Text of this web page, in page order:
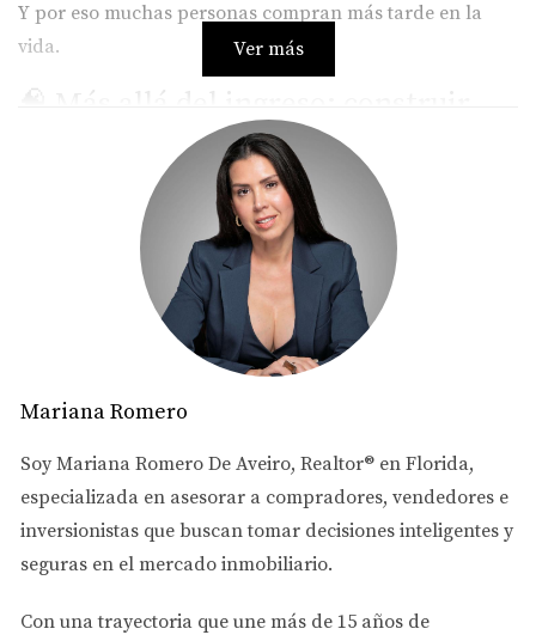
Y por eso muchas personas compran más tarde en la
vida.
Aquí está la gran diferencia:
👉 Cuando eres propietario, parte de tu pago mensual se
convierte en inversión (equity).
👉 Cuando rentas, ese dinero no regresa a ti.
Con el tiempo, esto crea una diferencia importante en el
patrimonio.
💡 Conclusión
No se trata solo de cuánto ganas hoy…
Se trata de cómo usas ese dinero para construir tu futuro.
estrategia.
Ver más
Mariana Romero
Soy Mariana Romero De Aveiro, Realtor® en Florida,
especializada en asesorar a compradores, vendedores e
inversionistas que buscan tomar decisiones inteligentes y
seguras en el mercado inmobiliario.
Con una trayectoria que une más de 15 años de